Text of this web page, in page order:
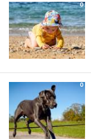
0
0